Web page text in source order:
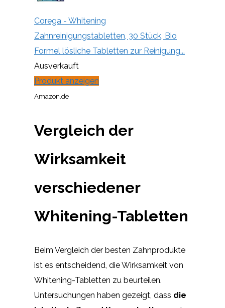
Corega - Whitening
Zahnreinigungstabletten, 30 Stück, Bio
Formel lösliche Tabletten zur Reinigung...
Ausverkauft
Produkt anzeigen
Amazon.de
Vergleich der
Wirksamkeit
verschiedener
Whitening-Tabletten
Beim Vergleich der besten Zahnprodukte
ist es entscheidend, die Wirksamkeit von
Whitening-Tabletten zu beurteilen.
Untersuchungen haben gezeigt, dass die